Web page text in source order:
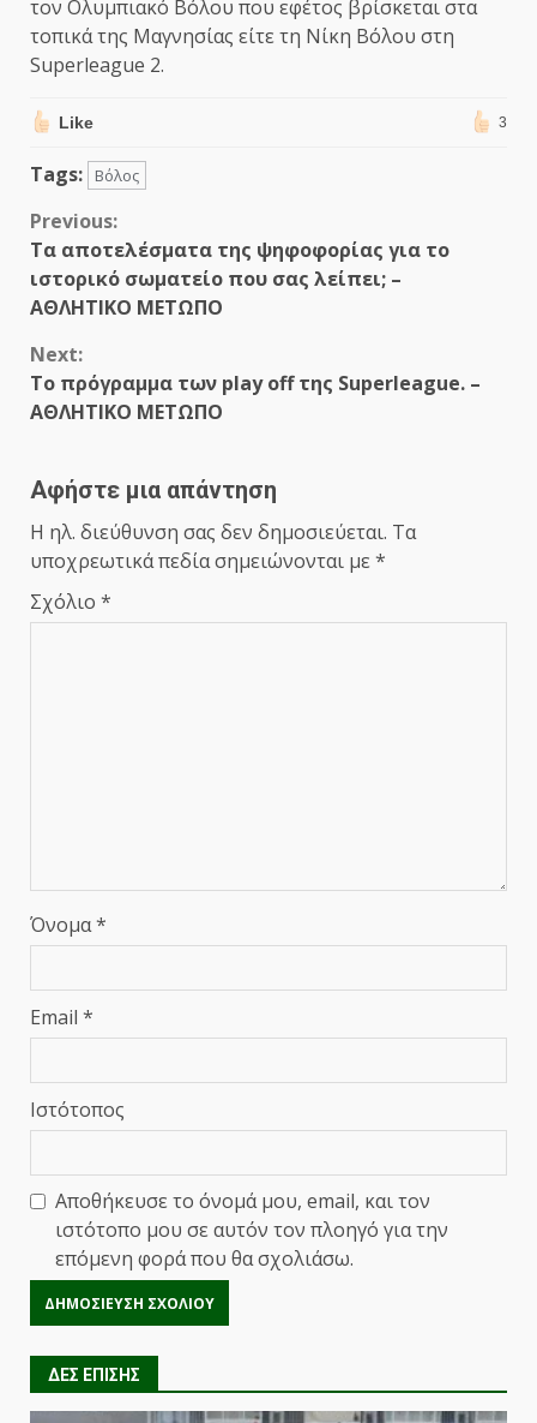
τον Ολυμπιακό Βόλου που εφέτος βρίσκεται στα
τοπικά της Μαγνησίας είτε τη Νίκη Βόλου στη
Superleague 2.
Like 3
Tags: Βόλος
Continue
Reading
Previous:
Τα αποτελέσματα της ψηφοφορίας για το
ιστορικό σωματείο που σας λείπει; –
ΑΘΛΗΤΙΚΟ ΜΕΤΩΠΟ
Next:
Το πρόγραμμα των play off της Superleague. –
ΑΘΛΗΤΙΚΟ ΜΕΤΩΠΟ
Αφήστε μια απάντηση
Η ηλ. διεύθυνση σας δεν δημοσιεύεται. Τα
υποχρεωτικά πεδία σημειώνονται με *
Σχόλιο *
Όνομα*
Email *
Ιστότοπος
Αποθήκευσε το όνομά μου, email, και τον
ιστότοπο μου σε αυτόν τον πλοηγό για την
επόμενη φορά που θα σχολιάσω.
ΔΕΣ ΕΠΙΣΗΣ